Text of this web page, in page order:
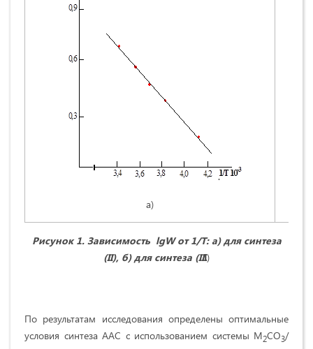
а)
Рисунок1. Зависимость lgWот 1/Т:а) для синтеза
(II), б) для синтеза (III)
По результатам исследования определены оптимальные
условия синтеза ААС с использованием системы M2CO3/